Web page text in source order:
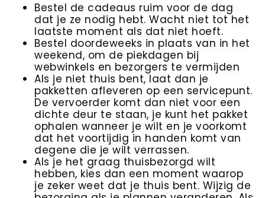
Bestel de cadeaus ruim voor de dag
dat je ze nodig hebt. Wacht niet tot het
laatste moment als dat niet hoeft.
Bestel doordeweeks in plaats van in het
weekend, om de piekdagen bij
webwinkels en bezorgers te vermijden
Als je niet thuis bent, laat dan je
pakketten afleveren op een servicepunt.
De vervoerder komt dan niet voor een
dichte deur te staan, je kunt het pakket
ophalen wanneer je wilt en je voorkomt
dat het voortijdig in handen komt van
degene die je wilt verrassen.
Als je het graag thuisbezorgd wilt
hebben, kies dan een moment waarop
je zeker weet dat je thuis bent. Wijzig de